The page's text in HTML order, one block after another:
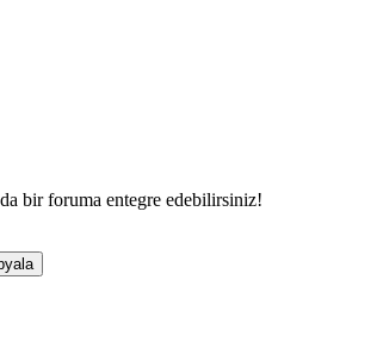
bir foruma entegre edebilirsiniz!